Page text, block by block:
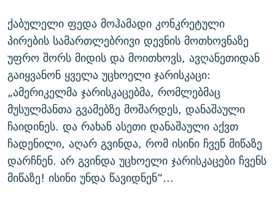
ქაბულელი ფედა მოჰამადი კონკრეტული
პირების სამართლებრივი დევნის მოთხოვნაზე
უფრო შორს მიდის და მოითხოვს, ავღანეთიდან
გაიყვანონ ყველა უცხოელი ჯარისკაცი:
„ამერიკელმა ჯარისკაცებმა, რომლებმაც
მუსულმანთა გვამებზე მოშარდეს, დანაშაული
ჩაიდინეს. და რახან ასეთი დანაშაული აქვთ
ჩადენილი, აღარ გვინდა, რომ ისინი ჩვენ მიწაზე
დარჩნენ. არ გვინდა უცხოელი ჯარისკაცები ჩვენს
მიწაზე! ისინი უნდა წავიდნენ“...